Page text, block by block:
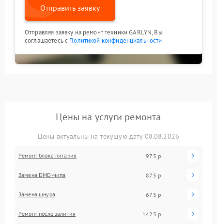
Отправить заявку
Отправляя заявку на ремонт техники GARLYN, Вы
соглашаетесь с Политикой конфиденциальности
Цены на услуги ремонта
Цены актуальны на текущую дату 08.08.2026
Ремонт блока питания 975 р
Замена DMD-чипа 875 р
Замена шнура 675 р
Ремонт после залития 1425 р